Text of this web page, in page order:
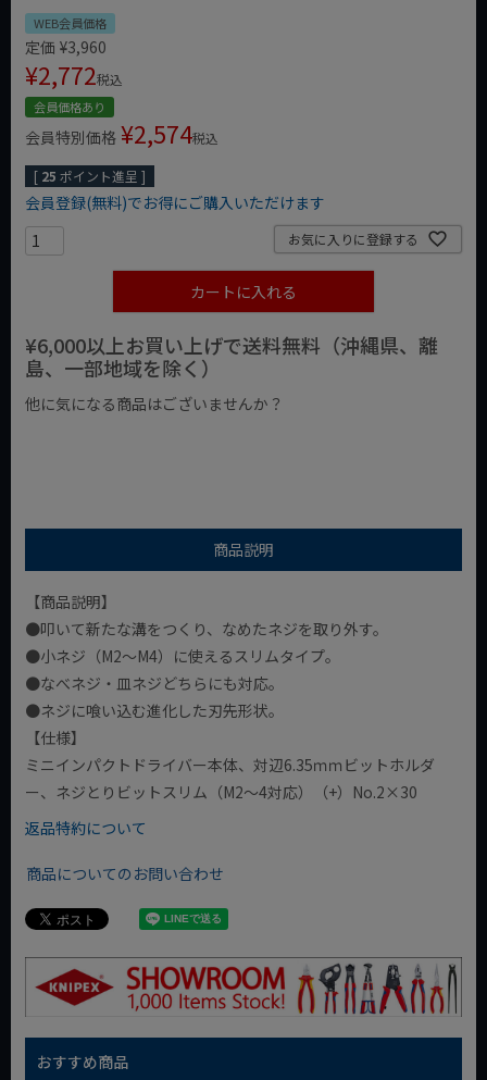
WEB会員価格
定価 ¥3,960
¥2,772税込
会員価格あり
会員特別価格 ¥2,574税込
[ 25 ポイント進呈 ]
会員登録(無料)でお得にご購入いただけます
お気に入りに登録する
カートに入れる
¥6,000以上お買い上げで送料無料（沖縄県、離
島、一部地域を除く）
他に気になる商品はございませんか？
商品説明
【商品説明】
●叩いて新たな溝をつくり、なめたネジを取り外す。
●小ネジ（M2～M4）に使えるスリムタイプ。
●なべネジ・皿ネジどちらにも対応。
●ネジに喰い込む進化した刃先形状。
【仕様】
ミニインパクトドライバー本体、対辺6.35ｍｍビットホルダ
ー、ネジとりビットスリム（M2～4対応）（+）No.2×30
返品特約について
商品についてのお問い合わせ
おすすめ商品